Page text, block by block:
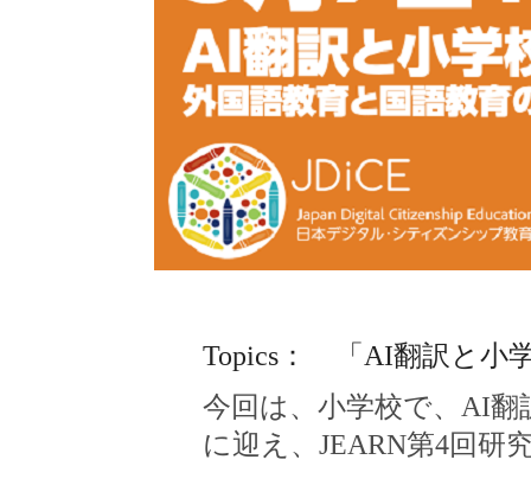
Topics： 「AI翻訳と小
今回は、小学校で、AI
に迎え、JEARN第4回研